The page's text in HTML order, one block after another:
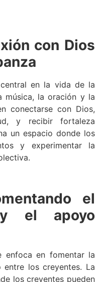
con Dios
en la vida de la
música, la oración y la
conectarse con Dios,
y recibir fortaleza
un espacio donde los
y experimentar la
el
y el apoyo
enfoca en fomentar la
entre los creyentes. La
los creyentes pueden